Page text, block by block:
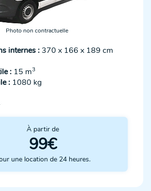
Photo non contractuelle
internes : 370 x 166 x 189 cm
: 15 m3
: 1080 kg
À partir de
99€
une location de 24 heures.